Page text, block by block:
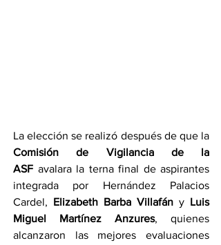
Comisión de Vigilancia de la
ASF avalara la terna final de aspirantes
integrada por Hernández Palacios
Cardel, Elizabeth Barba Villafán y Luis
Miguel Martínez Anzures, quienes
alcanzaron las mejores evaluaciones